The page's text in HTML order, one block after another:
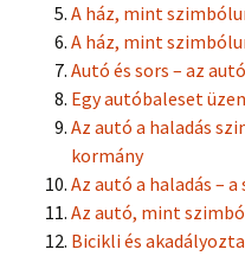
A ház, mint
A ház, mint
Autó és sors – az
Egy autóbaleset
Az autó a haladás
kormány
Az autó a haladás –
Az autó, mint
Bicikli és